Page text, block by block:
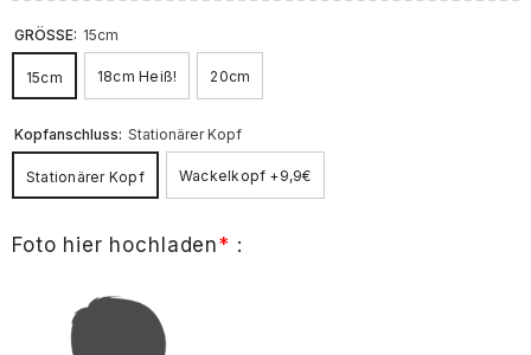
GRÖSSE: 15cm
15cm 18cm Heiß! 20cm
Kopfanschluss: Stationärer Kopf
Stationärer Kopf Wackelkopf +9,9€
Foto hier hochladen* :